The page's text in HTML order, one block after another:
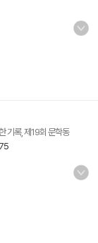
기록, 제19회 문학동